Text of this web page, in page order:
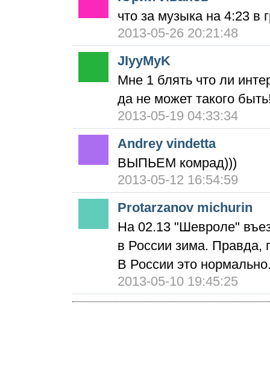
что за музыка на 4:23 в
2013-05-26 20:21:48
JIyyMyK
Мне 1 блять что ли
да не может такого
2013-05-19 04:33:34
Andrey vindetta
ВЫПЬЕМ комрад)))
2013-05-12 16:54:59
Protarzanov michurin
На 02.13 "Шевроле"
в России зима. Правда,
В России это
2013-05-10 19:45:25